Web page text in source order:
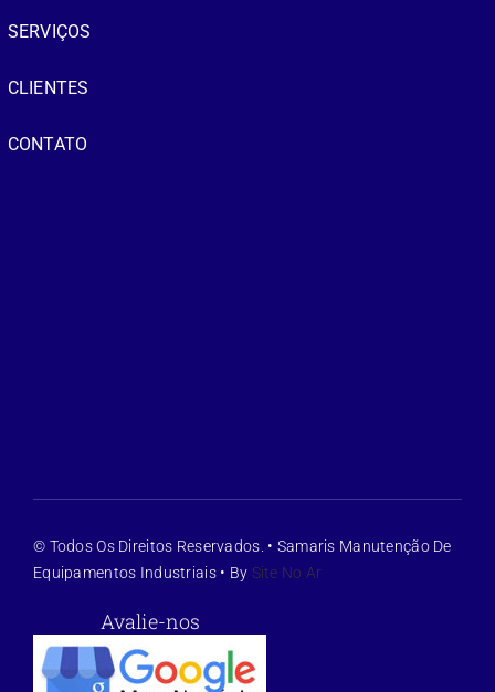
SERVIÇOS
CLIENTES
CONTATO
© Todos Os Direitos Reservados. • Samaris Manutenção De
Equipamentos Industriais • By Site No Ar
Avalie-nos